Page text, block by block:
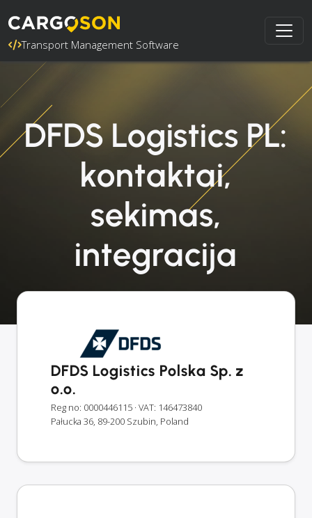
Transport Management Software
DFDS Logistics PL:
kontaktai,
sekimas,
integracija
DFDS Logistics Polska Sp. z
o.o.
Reg no: 0000446115 · VAT: 146473840
Pałucka 36, 89-200 Szubin, Poland